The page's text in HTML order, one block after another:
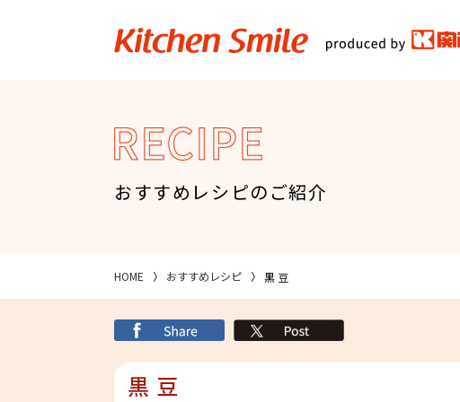
おすすめレシピのご紹介
HOME おすすめレシピ 黒 豆
黒 豆